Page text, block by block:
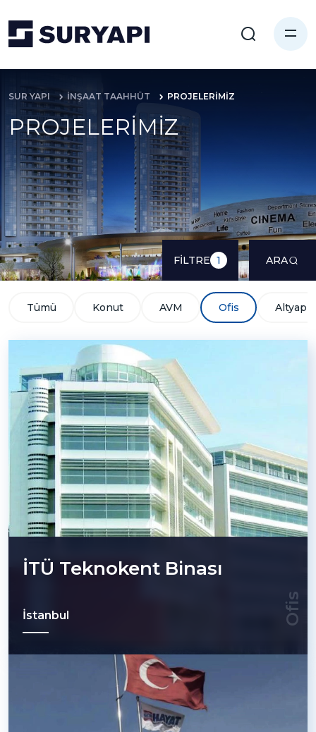
SUR YAPI İNŞAAT TAAHHÜT PROJELERİMİZ
PROJELERİMİZ
FİLTRE 1 ARA
Tümü Konut AVM Ofis Altyapı
Ofis
İTÜ Teknokent Binası
İstanbul